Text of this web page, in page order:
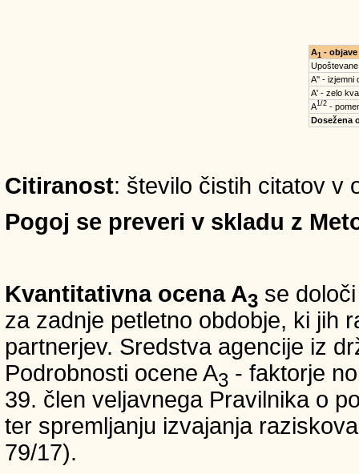
A1 - objave
A'' - izjemni
A' - zelo
A1/2-
Dosežena
Citiranost: število čistih citatov v
Pogoj se preveri v skladu z
Kvantitativna ocena A3 se
za zadnje petletno obdobje, ki jih
partnerjev. Sredstva agencije iz
Podrobnosti ocene A3 - faktorje
39. člen veljavnega Pravilnika o
ter spremljanju izvajanja
79/17).